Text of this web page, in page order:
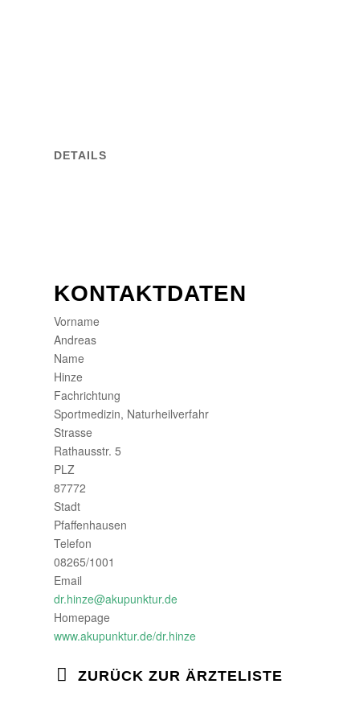
DETAILS
KONTAKTDATEN
Vorname
Andreas
Name
Hinze
Fachrichtung
Sportmedizin, Naturheilverfahr
Strasse
Rathausstr. 5
PLZ
87772
Stadt
Pfaffenhausen
Telefon
08265/1001
Email
dr.hinze@akupunktur.de
Homepage
www.akupunktur.de/dr.hinze
ZURÜCK ZUR ÄRZTELISTE